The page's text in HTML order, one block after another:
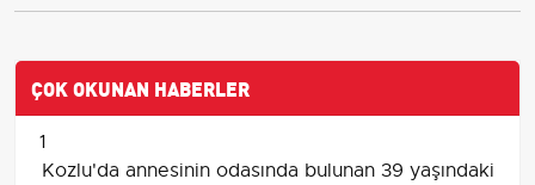
ÇOK OKUNAN HABERLER
1
Kozlu'da annesinin odasında bulunan 39 yaşındaki